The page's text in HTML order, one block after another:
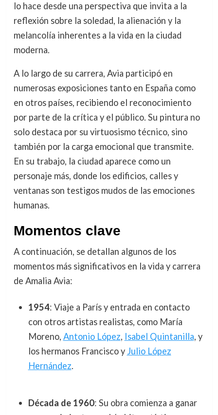
lo hace desde una perspectiva que invita a la
reflexión sobre la soledad, la alienación y la
melancolía inherentes a la vida en la ciudad
moderna.
A lo largo de su carrera, Avia participó en
numerosas exposiciones tanto en España como
en otros países, recibiendo el reconocimiento
por parte de la crítica y el público. Su pintura no
solo destaca por su virtuosismo técnico, sino
también por la carga emocional que transmite.
En su trabajo, la ciudad aparece como un
personaje más, donde los edificios, calles y
ventanas son testigos mudos de las emociones
humanas.
Momentos clave
A continuación, se detallan algunos de los
momentos más significativos en la vida y carrera
de Amalia Avia:
1954: Viaje a París y entrada en contacto
con otros artistas realistas, como María
Moreno, Antonio López, Isabel Quintanilla, y
los hermanos Francisco y Julio López
Hernández.
Década de 1960: Su obra comienza a ganar